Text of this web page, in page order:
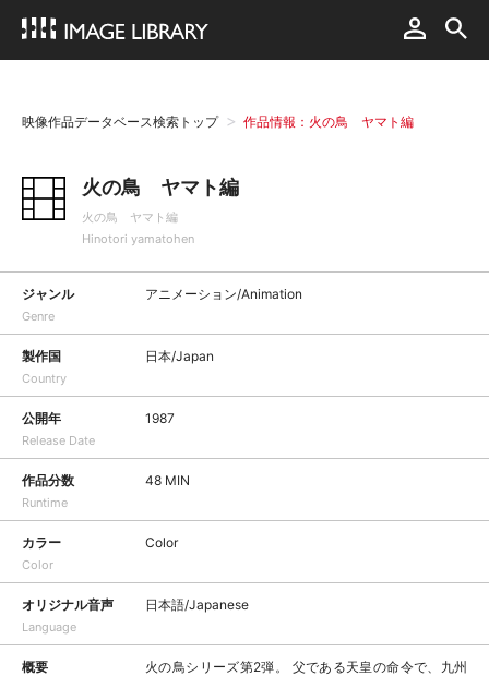
映像作品データベース検索トップ 作品情報：火の鳥 ヤマト編
火の鳥 ヤマト編
火の鳥 ヤマト編
Hinotori yamatohen
ジャンル
Genre
アニメーション/Animation
製作国
Country
日本/Japan
公開年
Release Date
1987
作品分数
Runtime
48 MIN
カラー
Color
Color
オリジナル音声
Language
日本語/Japanese
概要
火の鳥シリーズ第2弾。 父である天皇の命令で、九州